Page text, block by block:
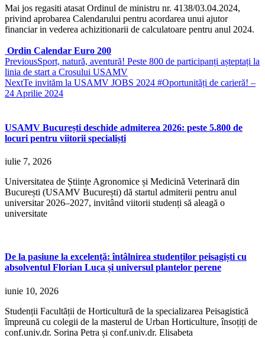
Mai jos regasiti atasat Ordinul de ministru nr. 4138/03.04.2024,
privind aprobarea Calendarului pentru acordarea unui ajutor
financiar in vederea achizitionarii de calculatoare pentru anul 2024.
Ordin Calendar Euro 200
PreviousSport, natură, aventură! Peste 800 de participanți așteptați la
linia de start a Crosului USAMV
NextTe invităm la USAMV JOBS 2024 #Oportunități de carieră! –
24 Aprilie 2024
USAMV București deschide admiterea 2026: peste 5.800 de
locuri pentru viitorii specialiști
iulie 7, 2026
Universitatea de Științe Agronomice și Medicină Veterinară din
București (USAMV București) dă startul admiterii pentru anul
universitar 2026–2027, invitând viitorii studenți să aleagă o
universitate
De la pasiune la excelență: întâlnirea studenților peisagiști cu
absolventul Florian Luca și universul plantelor perene
iunie 10, 2026
Studenții Facultății de Horticultură de la specializarea Peisagistică
împreună cu colegii de la masterul de Urban Horticulture, însoțiți de
conf.univ.dr. Sorina Petra și conf.univ.dr. Elisabeta